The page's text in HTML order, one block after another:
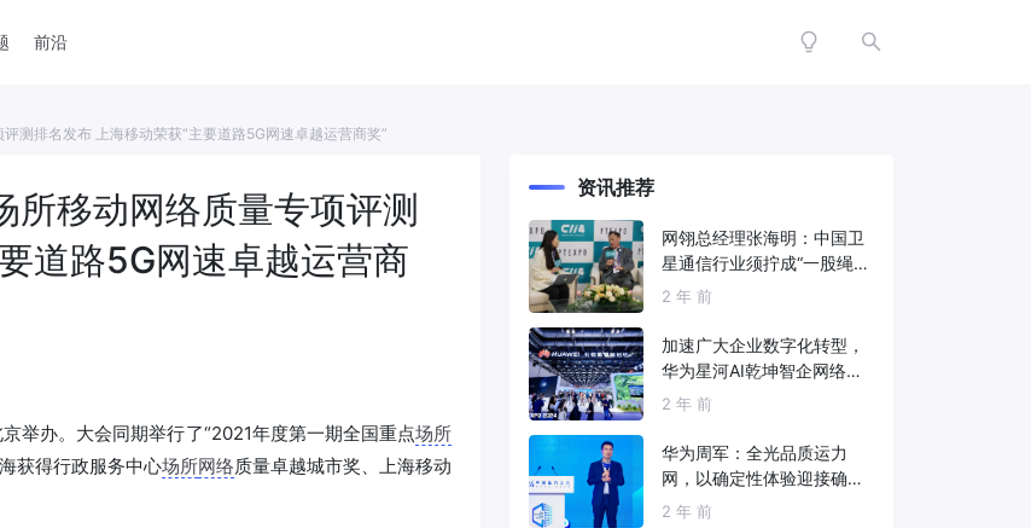
前沿
测排名发布 上海移动荣获“主要道路5G网速卓越运营商奖”
移动网络质量专项评测
道路5G网速卓越运营商
举办。大会同期举行了“2021年度第一期全国重点场所
获得行政服务中心场所网络质量卓越城市奖、上海移动
资讯推荐
网翎总经理张海明：中国卫
星通信行业须拧成“一股绳”
共同打造垂直产业链
2 年 前
加速广大企业数字化转型，
华为星河AI乾坤智企网络解
决方案亮相2024中国国际信
2 年 前
华为周军：全光品质运力
网，以确定性体验迎接确定
性的智能时代
2 年 前